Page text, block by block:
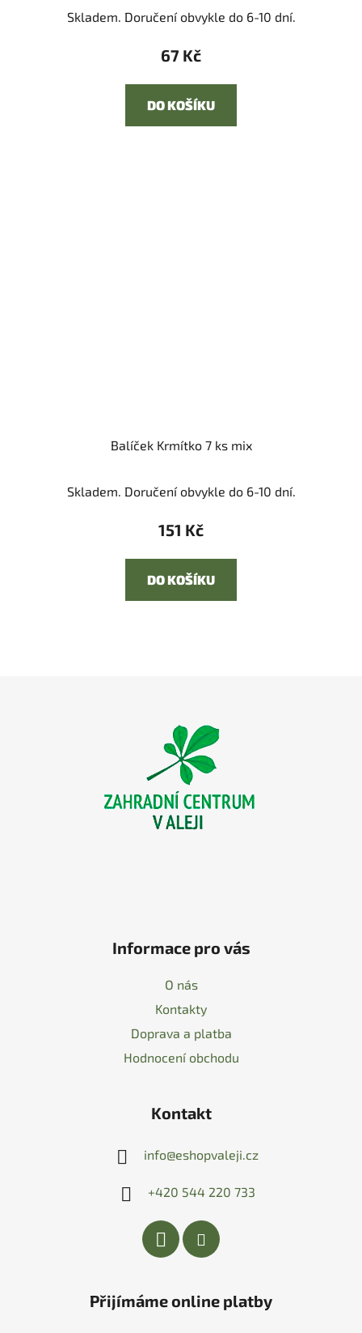
Skladem. Doručení obvykle do 6-10 dní.
67 Kč
DO KOŠÍKU
Balíček Krmítko 7 ks mix
Skladem. Doručení obvykle do 6-10 dní.
151 Kč
DO KOŠÍKU
Informace pro vás
O nás
Kontakty
Doprava a platba
Hodnocení obchodu
Kontakt
info@eshopvaleji.cz
+420 544 220 733
Přijímáme online platby